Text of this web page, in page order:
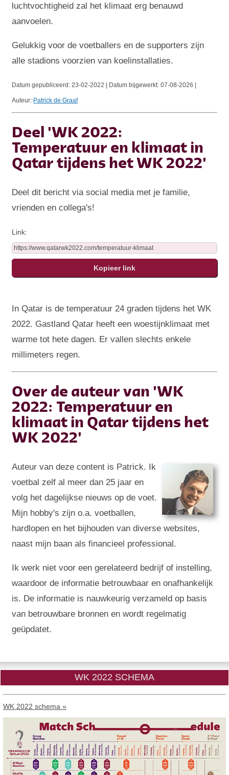
luchtvochtigheid zal het klimaat erg benauwd
aanvoelen.
Gelukkig voor de voetballers en de supporters zijn
alle stadions voorzien van koelinstallaties.
Datum gepubliceerd:23-02-2022 | Datum bijgewerkt:07-08-2026 |
Auteur: Patrick de Graaf
Deel 'WK 2022:
Temperatuur en klimaat in
Qatar tijdens het WK 2022'
Deel dit bericht via social media met je familie,
vrienden en collega's!
Link:
In Qatar is de temperatuur 24 graden tijdens het WK
2022. Gastland Qatar heeft een woestijnklimaat met
warme tot hete dagen. Er vallen slechts enkele
millimeters regen.
Over de auteur van 'WK
2022: Temperatuur en
klimaat in Qatar tijdens het
WK 2022'
Auteur van deze content is Patrick. Ik
voetbal zelf al meer dan 25 jaar en
volg het dagelijkse nieuws op de voet.
Mijn hobby's zijn o.a. voetballen,
hardlopen en het bijhouden van diverse websites,
naast mijn baan als financieel professional.
Ik werk niet voor een gerelateerd bedrijf of instelling,
waardoor de informatie betrouwbaar en onafhankelijk
is. De informatie is nauwkeurig verzameld op basis
van betrouwbare bronnen en wordt regelmatig
geüpdatet.
WK 2022 SCHEMA
WK 2022 schema »